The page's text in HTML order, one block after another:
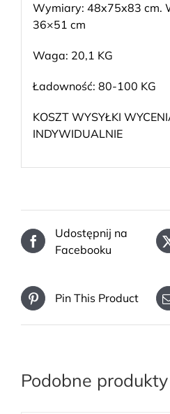
Wymiary: 48x75x83 cm.
36×51 cm
Waga: 20,1 KG
Ładowność: 80-100 KG
KOSZT WYSYŁKI
INDYWIDUALNIE
Udostępnij na
Facebooku
Pin This Product
Podobne produkty